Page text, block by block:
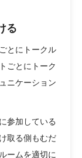
る
とにトークル
ごとにトーク
ニケーション
参加している
取る側もむだ
ームを適切に